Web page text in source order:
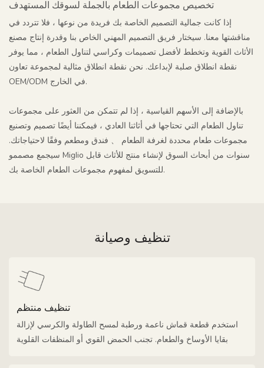
تخصيص مجموعات الطعام بالجملة لسوقك المستهدف
إذا كانت جمالية التصميم الخاصة بك فريدة من نوعها ، فلا تتردد في
مناقشتها معنا. سيختار فريق التصميم المهني الخاص بنا وقدرة إنتاج مصنع
الأثاث القوية وتخطط لأفضل تصميمات وكراسي لتناول الطعام ، مما يوفر
نقطة انطلاق صلبة لإبداعك. نحن نقطة انطلاق مثالية لمجموعة تعاون
OEM/ODM في الخارج.
بالإضافة إلى الأسهم القياسية ، إذا لم تتمكن من العثور على مجموعات
تناول الطعام التي تحتاجها في أثاثنا العادي ، فيمكننا أيضًا تصميم وتصنيع
مجموعات طعام محددة لغرفة الطعام 、 فندق ومطعم وفقًا لاحتياجاتك.
سيجمع مصممو Miglio سنوات من أبحاث السوق لإنشاء منتج للأثاث قابل
للتسويق لمفهوم مجموعات الطعام الخاصة بك.
تنظيف وصيانة
تنظيف منتظم
استخدم قطعة قماش ناعمة ورطبة لمسح الطاولة والكرسي لإزالة
بقايا الأوساخ والطعام. تجنب الحمض القوي أو المنظفات القلوية